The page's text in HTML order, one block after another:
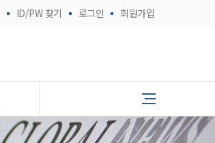
ID/PW 찾기 로그인 회원가입